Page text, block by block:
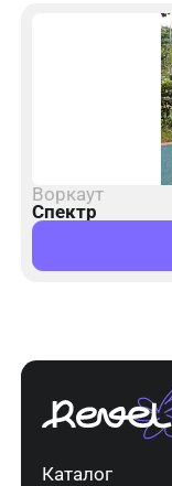
Воркаут
Спектр
Каталог